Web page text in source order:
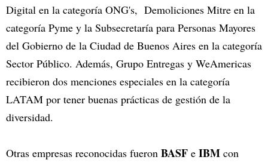
Digital en la categoría ONG's, Demoliciones Mitre en la
categoría Pyme y la Subsecretaría para Personas Mayores
del Gobierno de la Ciudad de Buenos Aires en la categoría
Sector Público. Además, Grupo Entregas y WeAmericas
recibieron dos menciones especiales en la categoría
LATAM por tener buenas prácticas de gestión de la
diversidad.
Otras empresas reconocidas fueron BASF e IBM con